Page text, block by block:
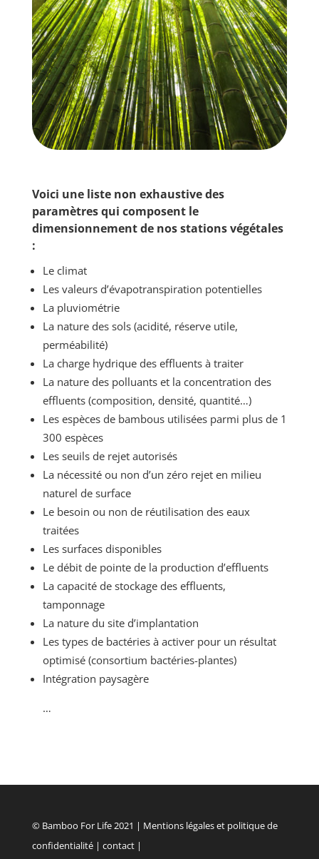
Voici une liste non exhaustive des
paramètres qui composent le
dimensionnement de nos stations végétales
:
Le climat
Les valeurs d’évapotranspiration potentielles
La pluviométrie
La nature des sols (acidité, réserve utile,
perméabilité)
La charge hydrique des effluents à traiter
La nature des polluants et la concentration des
effluents (composition, densité, quantité…)
Les espèces de bambous utilisées parmi plus de 1
300 espèces
Les seuils de rejet autorisés
La nécessité ou non d’un zéro rejet en milieu
naturel de surface
Le besoin ou non de réutilisation des eaux
traitées
Les surfaces disponibles
Le débit de pointe de la production d’effluents
La capacité de stockage des effluents,
tamponnage
La nature du site d’implantation
Les types de bactéries à activer pour un résultat
optimisé (consortium bactéries-plantes)
Intégration paysagère
…
© Bamboo For Life 2021 | Mentions légales et politique de
confidentialité| contact|